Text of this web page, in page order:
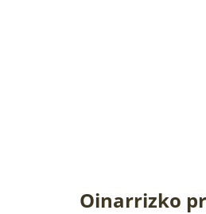
Oinarrizko